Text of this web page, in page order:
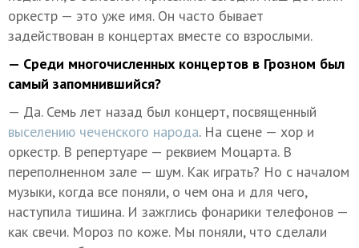
оркестр — это уже имя. Он часто бывает
задействован в концертах вместе со взрослыми.
— Среди многочисленных концертов в Грозном был
самый запомнившийся?
— Да. Семь лет назад был концерт, посвященный
выселению чеченского народа. На сцене — хор и
оркестр. В репертуаре — реквием Моцарта. В
переполненном зале — шум. Как играть? Но с началом
музыки, когда все поняли, о чем она и для чего,
наступила тишина. И зажглись фонарики телефонов —
как свечи. Мороз по коже. Мы поняли, что сделали